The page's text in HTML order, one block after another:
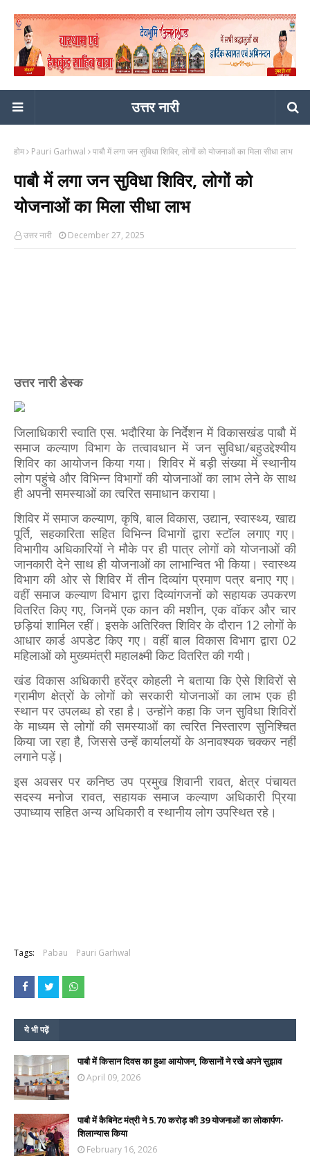
उत्तर नारी
होम Pauri Garhwal पाबौ में लगा जन सुविधा शिविर, लोगों को योजनाओं का मिला सीधा लाभ
पाबौ में लगा जन सुविधा शिविर, लोगों को
योजनाओं का मिला सीधा लाभ
उत्तर नारी December 27, 2025
उत्तर नारी डेस्क
जिलाधिकारी स्वाति एस. भदौरिया के निर्देशन में विकासखंड पाबौ में
समाज कल्याण विभाग के तत्वावधान में जन सुविधा/बहुउद्देश्यीय
शिविर का आयोजन किया गया। शिविर में बड़ी संख्या में स्थानीय
लोग पहुंचे और विभिन्न विभागों की योजनाओं का लाभ लेने के साथ
ही अपनी समस्याओं का त्वरित समाधान कराया।
शिविर में समाज कल्याण, कृषि, बाल विकास, उद्यान, स्वास्थ्य, खाद्य
पूर्ति, सहकारिता सहित विभिन्न विभागों द्वारा स्टॉल लगाए गए।
विभागीय अधिकारियों ने मौके पर ही पात्र लोगों को योजनाओं की
जानकारी देने साथ ही योजनाओं का लाभान्वित भी किया। स्वास्थ्य
विभाग की ओर से शिविर में तीन दिव्यांग प्रमाण पत्र बनाए गए।
वहीं समाज कल्याण विभाग द्वारा दिव्यांगजनों को सहायक उपकरण
वितरित किए गए, जिनमें एक कान की मशीन, एक वॉकर और चार
छड़ियां शामिल रहीं। इसके अतिरिक्त शिविर के दौरान 12 लोगों के
आधार कार्ड अपडेट किए गए। वहीं बाल विकास विभाग द्वारा 02
महिलाओं को मुख्यमंत्री महालक्ष्मी किट वितरित की गयी।
खंड विकास अधिकारी हरेंद्र कोहली ने बताया कि ऐसे शिविरों से
ग्रामीण क्षेत्रों के लोगों को सरकारी योजनाओं का लाभ एक ही
स्थान पर उपलब्ध हो रहा है। उन्होंने कहा कि जन सुविधा शिविरों
के माध्यम से लोगों की समस्याओं का त्वरित निस्तारण सुनिश्चित
किया जा रहा है, जिससे उन्हें कार्यालयों के अनावश्यक चक्कर नहीं
लगाने पड़ें।
इस अवसर पर कनिष्ठ उप प्रमुख शिवानी रावत, क्षेत्र पंचायत
सदस्य मनोज रावत, सहायक समाज कल्याण अधिकारी प्रिया
उपाध्याय सहित अन्य अधिकारी व स्थानीय लोग उपस्थित रहे।
Tags: Pabau Pauri Garhwal
ये भी पढ़ें
पाबौ में किसान दिवस का हुआ आयोजन, किसानों ने रखे अपने सुझाव
April 09, 2026
पाबौ में कैबिनेट मंत्री ने 5.70 करोड़ की 39 योजनाओं का लोकार्पण-
शिलान्यास किया
February 16, 2026